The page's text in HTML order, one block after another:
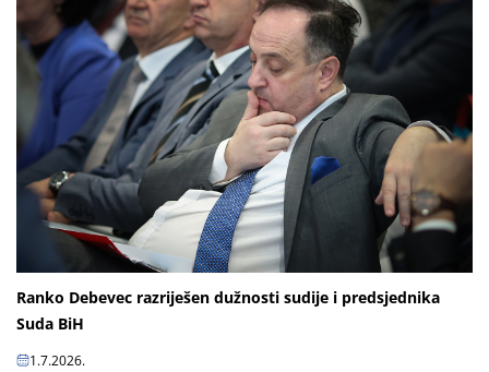
Ranko Debevec razriješen dužnosti sudije i predsjednika
Suda BiH
1.7.2026.